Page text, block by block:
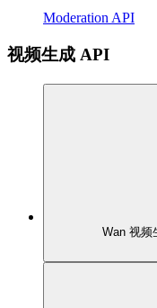
Moderation API
视频生成 API
Wan 视频